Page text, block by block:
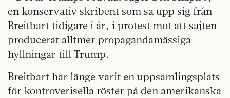
en konservativ skribent som sa upp sig från
Breitbart tidigare i år, i protest mot att sajten
producerat alltmer propagandamässiga
hyllningar till Trump.
Breitbart har länge varit en uppsamlingsplats
för kontroverisella röster på den amerikanska